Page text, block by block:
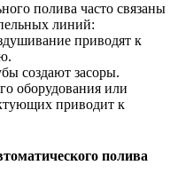
полива часто связаны
линий:
приводят к
создают засоры.
оборудования или
приводит к
полива